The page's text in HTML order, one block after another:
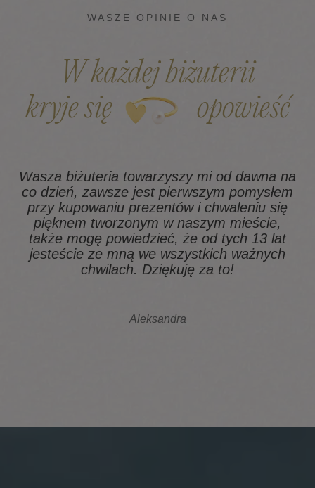
WASZE OPINIE O NAS
W każdej biżuterii
kryje się
opowieść
Wasza biżuteria towarzyszy mi od dawna na
co dzień, zawsze jest pierwszym pomysłem
przy kupowaniu prezentów i chwaleniu się
pięknem tworzonym w naszym mieście,
także mogę powiedzieć, że od tych 13 lat
jesteście ze mną we wszystkich ważnych
chwilach. Dziękuję za to!
Aleksandra